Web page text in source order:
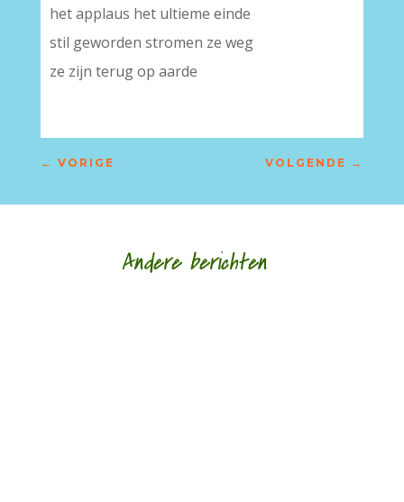
het applaus het ultieme einde
stil geworden stromen ze weg
ze zijn terug op aarde
← VORIGE VOLGENDE →
Andere berichten